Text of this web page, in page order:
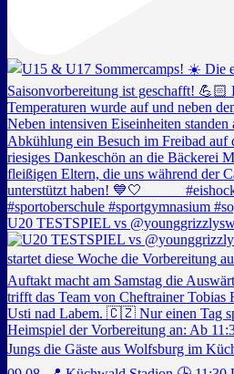
U20 TESTSPIEL vs